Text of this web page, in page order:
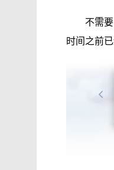
不需
时间之前